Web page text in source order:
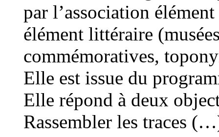
par l’association
élément littéraire
commémoratives,
Elle est issue du
Elle répond à deux
Rassembler les traces